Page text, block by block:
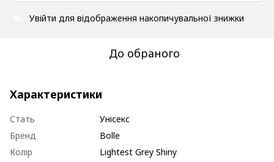
Увійти для відображення накопичувальної знижки
До обраного
Характеристики
Стать
Унісекс
Бренд
Bolle
Колір
Lightest Grey Shiny